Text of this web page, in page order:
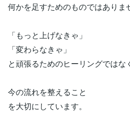
何かを足すためのものではありま
「もっと上げなきゃ」
「変わらなきゃ」
と頑張るためのヒーリングではな
今の流れを整えること
を大切にしています。